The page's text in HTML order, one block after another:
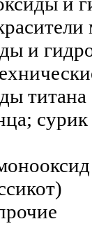
и
титана